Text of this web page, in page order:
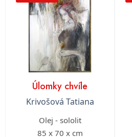
Úlomky chvíle
Krivošová Tatiana
Olej - sololit
85 x 70 x cm